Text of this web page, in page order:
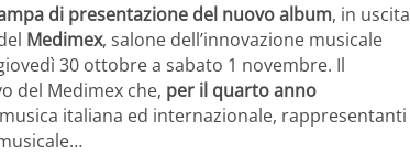
di presentazione del nuovo album, in uscita
Medimex, salone dell’innovazione musicale
30 ottobre a sabato 1 novembre. Il
del Medimex che, per il quarto anno
italiana ed internazionale, rappresentanti